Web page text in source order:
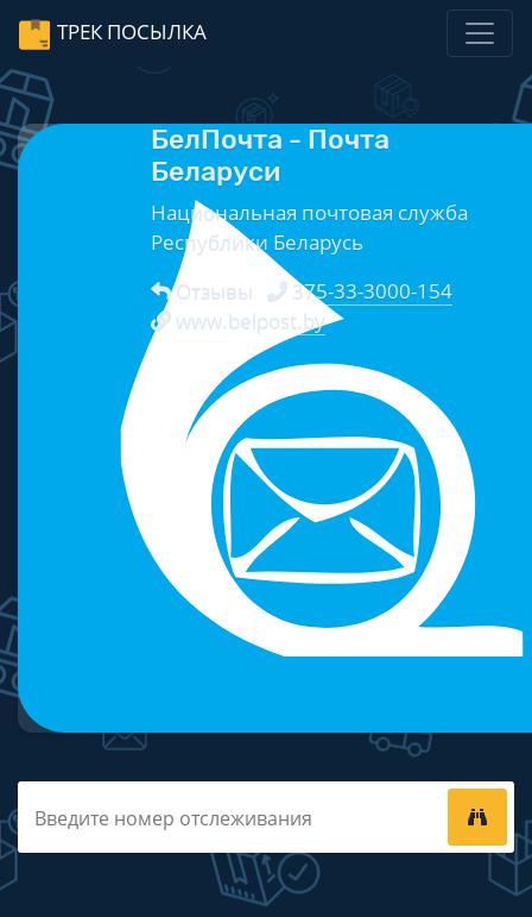
ТРЕК ПОСЫЛКА
БелПочта - Почта
Беларуси
Национальная почтовая служба
Республики Беларусь
Отзывы
375-33-3000-154
www.belpost.by